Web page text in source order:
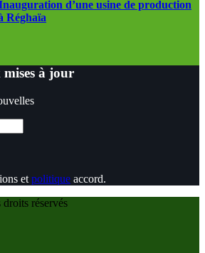
d’une usine de production
Réghaïa
à jour
et politique accord.
réservés